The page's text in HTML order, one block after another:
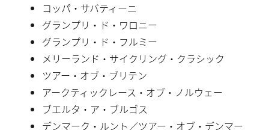
コッパ・サバティーニ
グランプリ・ド・ワロニー
グランプリ・ド・フルミー
メリーランド・サイクリング・クラシック
ツアー・オブ・ブリテン
アークティックレース・オブ・ノルウェー
ブエルタ・ア・ブルゴス
デンマーク・ルント／ツアー・オブ・デンマー